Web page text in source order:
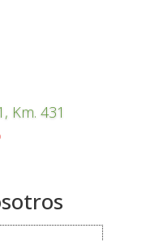
Km. 431